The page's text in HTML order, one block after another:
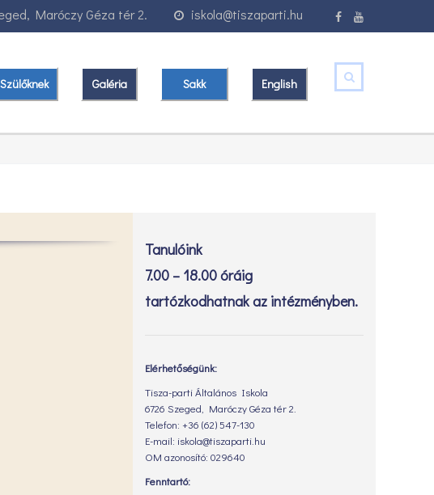
iskola@tiszaparti.hu
Maróczy Géza tér 2.
Szülőknek Galéria Sakk English
Tanulóink
7.00 – 18.00 óráig
tartózkodhatnak az intézményben.
Elérhetőségünk:
Tisza-parti Általános Iskola
6726 Szeged, Maróczy Géza tér 2.
Telefon: +36 (62) 547-130
E-mail: iskola@tiszaparti.hu
OM azonosító: 029640
Fenntartó: